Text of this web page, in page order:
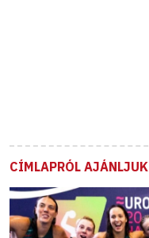
CÍMLAPRÓL AJÁNLJUK